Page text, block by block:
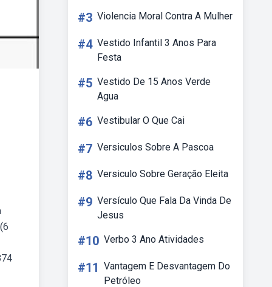
#3 Violencia Moral Contra A Mulher
#4 Vestido Infantil 3 Anos Para
Festa
#5 Vestido De 15 Anos Verde
Agua
#6 Vestibular O Que Cai
#7 Versiculos Sobre A Pascoa
#8 Versiculo Sobre Geração Eleita
#9 Versículo Que Fala Da Vinda De
Jesus
#10 Verbo 3 Ano Atividades
#11 Vantagem E Desvantagem Do
Petróleo